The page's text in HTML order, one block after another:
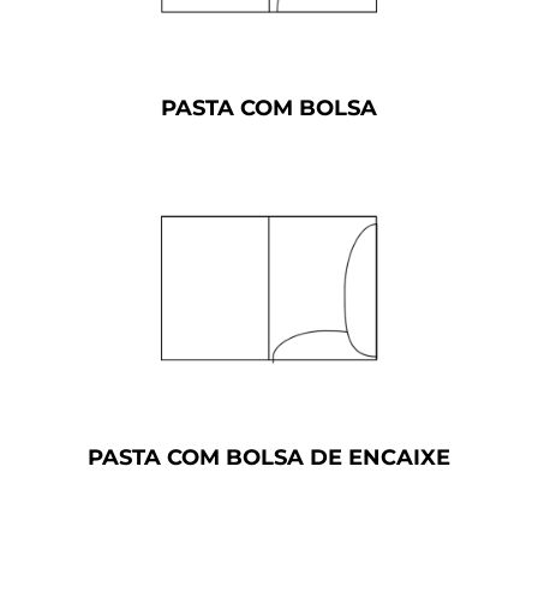
PASTA COM BOLSA
PASTA COM BOLSA DE ENCAIXE